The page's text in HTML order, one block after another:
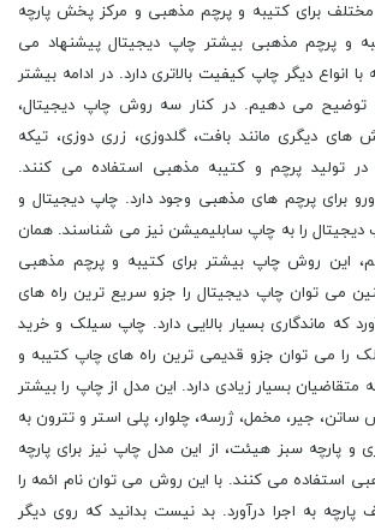
برای کتیبه و پرچم مذهبی و مرکز پخش پارچه
و پرچم مذهبی بیشتر چاپ دیجیتال پیشنهاد می
انواع دیگر چاپ کیفیت بالاتری دارد. در ادامه بیشتر
می دهیم. در کنار سه روش چاپ دیجیتال،
دیگری مانند بافت، گلدوزی، زری دوزی، تیکه
تولید پرچم و کتیبه مذهبی استفاده می کنند.
برای پرچم های مذهبی وجود دارد. چاپ دیجیتال و
دیجیتال را به چاپ سابلیمیشن نیز می شناسند. همان
این روش چاپ بیشتر برای کتیبه و پرچم مذهبی
می توان چاپ دیجیتال را جزو سریع ترین راه های
که ماندگاری بسیار بالایی دارد. چاپ سیلک و خرید
را می توان جزو قدیمی ترین راه های چاپ کتیبه و
بسیار زیادی دارد. این مدل از چاپ را بیشتر
ساتن، جیر، مخمل، ژرسه، چلوار، پلی استر و تترون به
و پارچه سبز هیئت، از این مدل چاپ نیز برای پارچه
استفاده می کنند. با این روش می توان نام ائمه را
به اجرا درآورد. بد نیست بدانید که روی دیگر